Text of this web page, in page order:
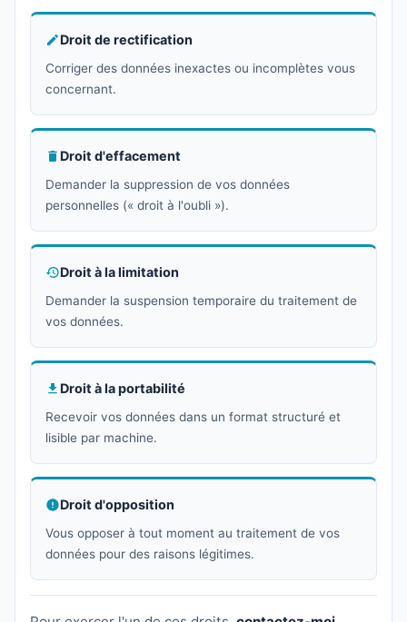
Droit de rectification
Corriger des données inexactes ou incomplètes vous
concernant.
Droit d'effacement
Demander la suppression de vos données
personnelles (« droit à l'oubli »).
Droit à la limitation
Demander la suspension temporaire du traitement de
vos données.
Droit à la portabilité
Recevoir vos données dans un format structuré et
lisible par machine.
Droit d'opposition
Vous opposer à tout moment au traitement de vos
données pour des raisons légitimes.